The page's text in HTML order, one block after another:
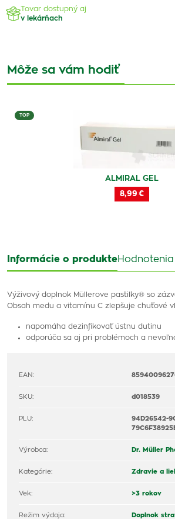
Tovar dostupný aj
v lekárňach
Môže sa vám hodiť
TOP
ALMIRAL GEL
8,99 €
Informácie o produkte
Výživový doplnok Müllerove pastilky® so
Obsah medu a vitamínu C zlepšuje chuťové
napomáha dezinfikovať ústnu dutinu
odporúča sa aj pri problémoch a
EAN:
SKU: d018539
PLU:
94D26542-
Výrobca: Dr. Müller
Kategórie: Zdravie a
Vek: >3 rokov
Režim výdaja: Doplnok